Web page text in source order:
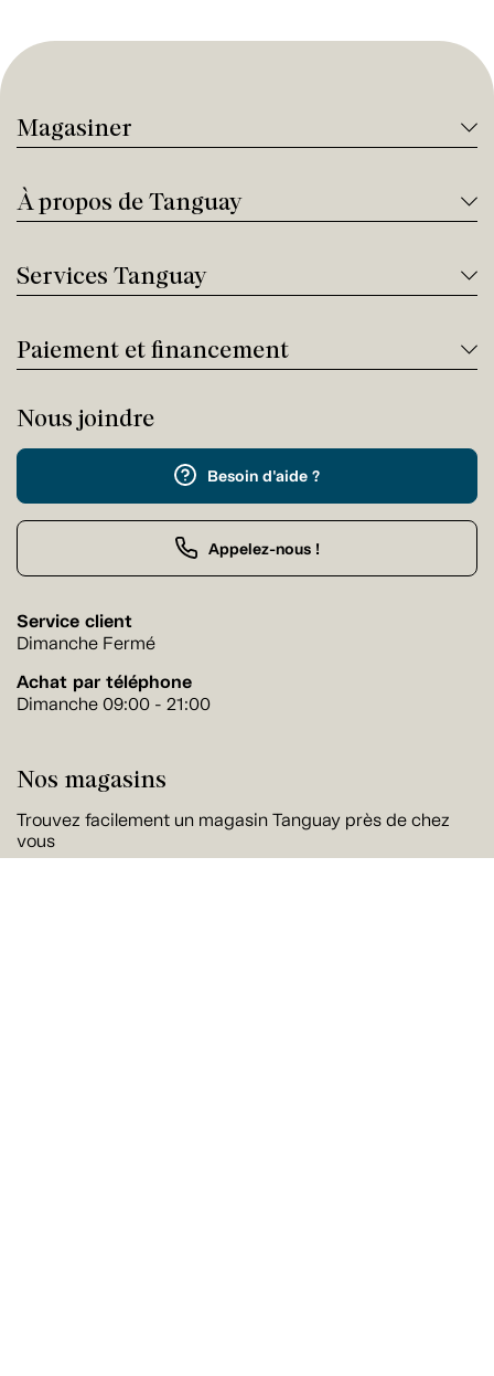
Magasiner
À propos de Tanguay
Services Tanguay
Paiement et financement
Nous joindre
Besoin d'aide ?
Appelez-nous !
Service client
Dimanche Fermé
Achat par téléphone
Dimanche 09:00 - 21:00
Nos magasins
Trouvez facilement un magasin Tanguay près de chez
vous